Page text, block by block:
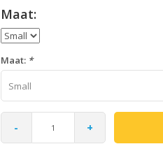
Maat:
Maat: *
Small
- +